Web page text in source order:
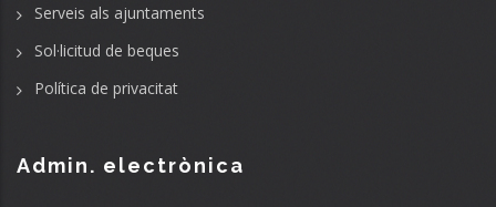
Serveis als ajuntaments
Sol·licitud de beques
Política de privacitat
Admin. electrònica